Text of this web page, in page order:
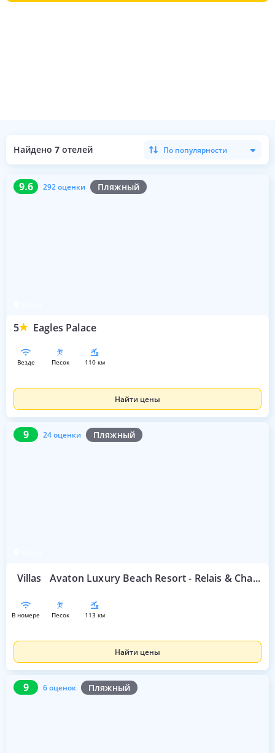
Найдено 7 отелей По популярности
9.6 292 оценки Пляжный
5 Eagles Palace
9.6 292 оценки
везде песок 110 км
Найти цены
9 24 оценки Пляжный
Villas Avaton Luxury Beach Resort - Relais & Chateaux
9 24 оценки
в номере песок 113 км
Найти цены
9 6 оценок Пляжный
9 6 оценок